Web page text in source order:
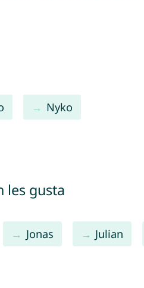
Nyko
les gusta
Jonas Julian